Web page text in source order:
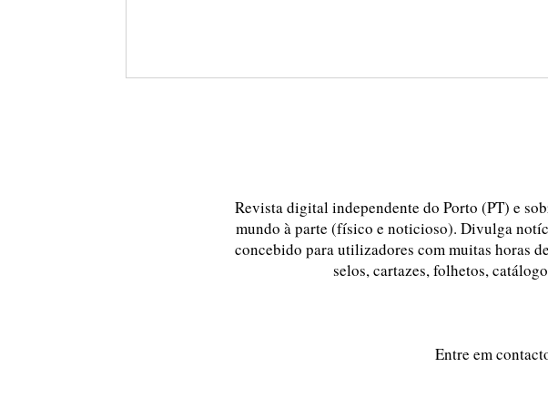
Revista digital independente do Porto (PT) e
mundo à parte (físico e noticioso). Divulga
concebido para utilizadores com muitas horas
selos, cartazes, folhetos,
Entre em